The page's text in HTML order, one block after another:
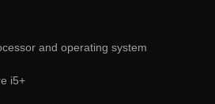
and operating system
i5+